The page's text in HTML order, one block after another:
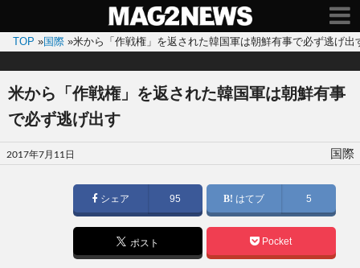
TOP »国際 »米から「作戦権」を返された韓国軍は朝鮮有事で必ず逃げ出
米から「作戦権」を返された韓国軍は朝鮮有事
で必ず逃げ出す
投
稿
2017年7月11日 国際
シェア 95 はてブ 5
ポスト Pocket